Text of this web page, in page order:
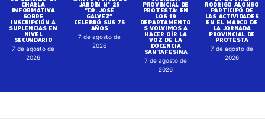
CHARLA
INFORMATIVA
SOBRE
INSCRIPCIÓN A
SUPLENCIAS EN
NIVEL
SECUNDARIO
7 de agosto de
2026
JARDÍN N° 25
“DR. JOSÉ
GALVEZ”
CELEBRÓ SUS 75
AÑOS
7 de agosto de
2026
PROVINCIAL DE
PROTESTA: EN
LOS 19
DEPARTAMENTO
S VOLVIMOS A
HACER OÍR LA
VOZ DE LA
DOCENCIA
SANTAFESINA
7 de agosto de
2026
RODRIGO ALONSO
PARTICIPÓ DE
LAS ACTIVIDADES
EN EL MARCO DE
LA JORNADA
PROVINCIAL DE
PROTESTA
7 de agosto de
2026